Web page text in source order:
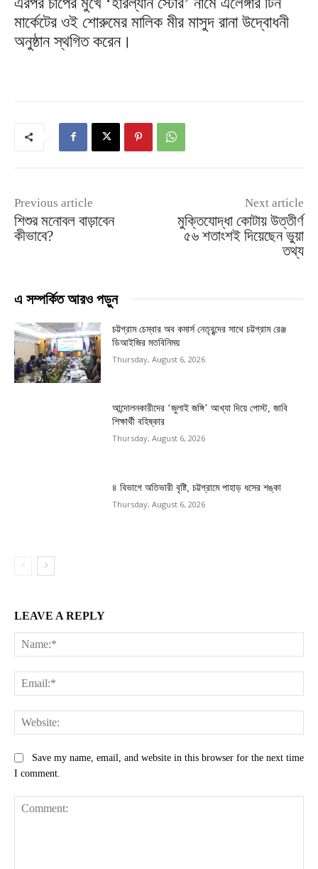
মার্কেটের ওই শোরুমের মালিক মীর মাসুদ রানা উদ্বোধনী
অনুষ্ঠান স্থগিত করেন।
Previous article
শিশুর মনোবল বাড়াবেন
কীভাবে?
Next article
মুক্তিযোদ্ধা কোটায় উত্তীর্ণ
৫৬ শতাংশই দিয়েছেন ভুয়া
তথ্য
এ সম্পর্কিত আরও পড়ুন
চট্টগ্রাম চেম্বার অব কমার্স নেতৃবৃন্দের সাথে চট্টগ্রাম রেঞ্জ
ডিআইজির মতবিনিময়
Thursday, August 6, 2026
আন্দোলনকারীদের ‘জুলাই জঙ্গি’ আখ্যা দিয়ে পোস্ট, জাবি
শিক্ষার্থী বহিষ্কার
Thursday, August 6, 2026
৪ বিভাগে অতিভারী বৃষ্টি, চট্টগ্রামে পাহাড় ধসের শঙ্কা
Thursday, August 6, 2026
LEAVE A REPLY
Save my name, email, and website in this browser for the next time
I comment.